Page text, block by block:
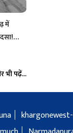
में
भी पढ़ें...